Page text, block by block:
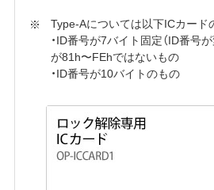
Type-Aについては以下ICカード
・ID番号が7バイト固定（ID番号
が81h〜FEhではないもの
・ID番号が10バイトのもの